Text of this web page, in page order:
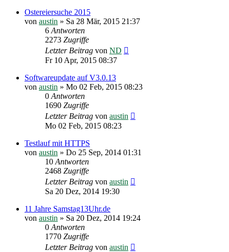
Ostereiersuche 2015
von austin » Sa 28 Mär, 2015 21:37
6Antworten
2273 Zugriffe
Letzter Beitrag von ND
Fr 10 Apr, 2015 08:37
Softwareupdate auf V3.0.13
von austin » Mo 02 Feb, 2015 08:23
0Antworten
1690 Zugriffe
Letzter Beitrag von austin
Mo 02 Feb, 2015 08:23
Testlauf mit HTTPS
von austin » Do 25 Sep, 2014 01:31
10Antworten
2468 Zugriffe
Letzter Beitrag von austin
Sa 20 Dez, 2014 19:30
11 Jahre Samstag13Uhr.de
von austin » Sa 20 Dez, 2014 19:24
0Antworten
1770 Zugriffe
Letzter Beitrag von austin